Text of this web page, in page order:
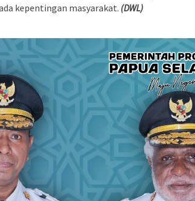
kepentingan masyarakat. (DWL)